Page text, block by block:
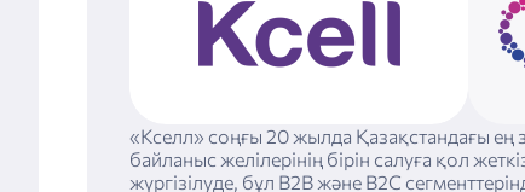
«Кселл» соңғы 20 жылда Қазақстандағы
байланыс желілерінің бірін салуға қол
жүргізілуде, бұл B2B және B2C